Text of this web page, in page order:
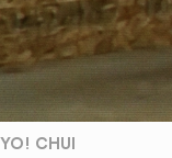
YO! CHUI